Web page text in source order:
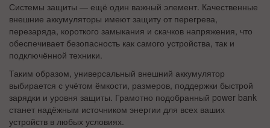
Системы защиты — ещё один важный элемент. Качественные
внешние аккумуляторы имеют защиту от перегрева,
перезаряда, короткого замыкания и скачков напряжения, что
обеспечивает безопасность как самого устройства, так и
подключённой техники.
Таким образом, универсальный внешний аккумулятор
выбирается с учётом ёмкости, размеров, поддержки быстрой
зарядки и уровня защиты. Грамотно подобранный power bank
станет надёжным источником энергии для всех ваших
устройств в любых условиях.